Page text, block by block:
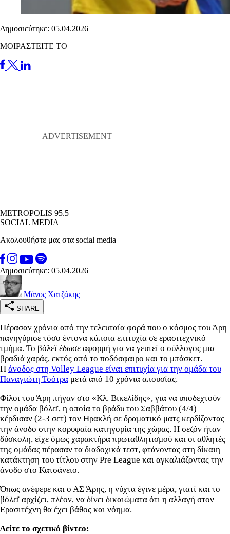
Δημοσιεύτηκε: 05.04.2026
ΜΟΙΡΑΣΤΕΙΤΕ ΤΟ
METROPOLIS 95.5
SOCIAL MEDIA
Ακολουθήστε μας στα social media
Δημοσιεύτηκε: 05.04.2026
Μάνος Χατζάκης
SHARE
Πέρασαν χρόνια από την τελευταία φορά που ο κόσμος του Άρη
πανηγύρισε τόσο έντονα κάποια επιτυχία σε ερασιτεχνικό
τμήμα. Το βόλεϊ έδωσε αφορμή για να γευτεί ο σύλλογος μια
βραδιά χαράς, εκτός από το ποδόσφαιρο και το μπάσκετ.
Η άνοδος στη Volley League είναι επιτυχία για την ομάδα του
Παναγιώτη Τσότρα μετά από 10 χρόνια απουσίας.
Φίλοι του Άρη πήγαν στο «Κλ. Βικελίδης», για να υποδεχτούν
την ομάδα βόλεϊ, η οποία το βράδυ του Σαββάτου (4/4)
κέρδισαν (2-3 σετ) τον Ηρακλή σε δραματικό ματς κερδίζοντας
την άνοδο στην κορυφαία κατηγορία της χώρας. Η σεζόν ήταν
δύσκολη, είχε όμως χαρακτήρα πρωταθλητισμού και οι αθλητές
της ομάδας πέρασαν τα διαδοχικά τεστ, φτάνοντας στη δίκαιη
κατάκτηση του τίτλου στην Pre League και αγκαλιάζοντας την
άνοδο στο Κατσάνειο.
Όπως ανέφερε και ο ΑΣ Άρης, η νύχτα έγινε μέρα, γιατί και το
βόλεϊ αρχίζει, πλέον, να δίνει δικαιώματα ότι η αλλαγή στον
Ερασιτέχνη θα έχει βάθος και νόημα.
Δείτε το σχετικό βίντεο: